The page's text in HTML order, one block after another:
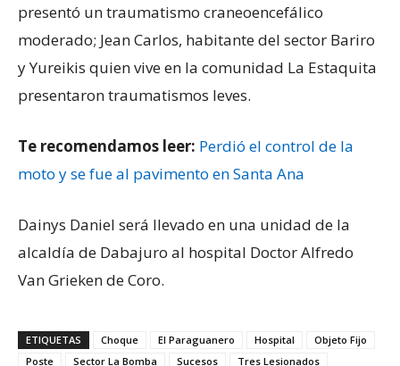
presentó un traumatismo craneoencefálico
moderado; Jean Carlos, habitante del sector Bariro
y Yureikis quien vive en la comunidad La Estaquita
presentaron traumatismos leves.
Te recomendamos leer: Perdió el control de la
moto y se fue al pavimento en Santa Ana
Dainys Daniel será llevado en una unidad de la
alcaldía de Dabajuro al hospital Doctor Alfredo
Van Grieken de Coro.
ETIQUETAS Choque El Paraguanero Hospital
Objeto Fijo
Poste
Sector La Bomba Sucesos Tres Lesionados